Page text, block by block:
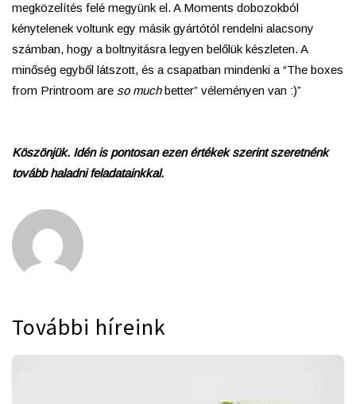
megközelítés felé megyünk el. A Moments dobozokból
kénytelenek voltunk egy másik gyártótól rendelni alacsony
számban, hogy a boltnyitásra legyen belőlük készleten. A
minőség egyből látszott, és a csapatban mindenki a “The boxes
from Printroom are so muchbetter” véleményen van :)”
Köszönjük. Idén is pontosan ezen értékek szerint szeretnénk
tovább haladni feladatainkkal.
További híreink